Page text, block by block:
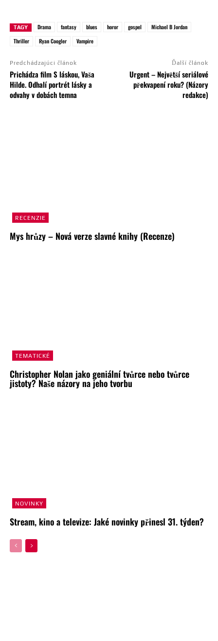
TAGY Drama fantasy blues horor gospel
Michael B Jordan
Thriller
Ryan Coogler Vampire
Predchádzajúci článok
Prichádza film S láskou, Vaša
Hilde. Odhalí portrét lásky a
odvahy v dobách temna
Ďalší článok
Urgent – Největší seriálové
překvapení roku? (Názory
redakce)
RECENZIE
Mys hrůzy – Nová verze slavné knihy (Recenze)
TEMATICKÉ
Christopher Nolan jako geniální tvůrce nebo tvůrce
jistoty? Naše názory na jeho tvorbu
NOVINKY
Stream, kino a televize: Jaké novinky přinesl 31. týden?